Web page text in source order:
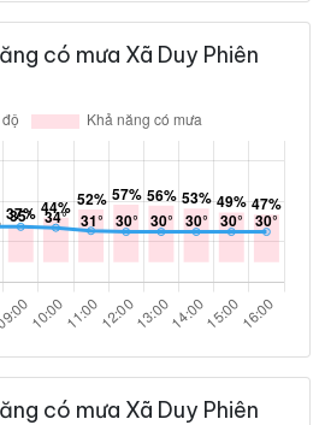
có mưa Xã Duy Phiên
có mưa Xã Duy Phiên